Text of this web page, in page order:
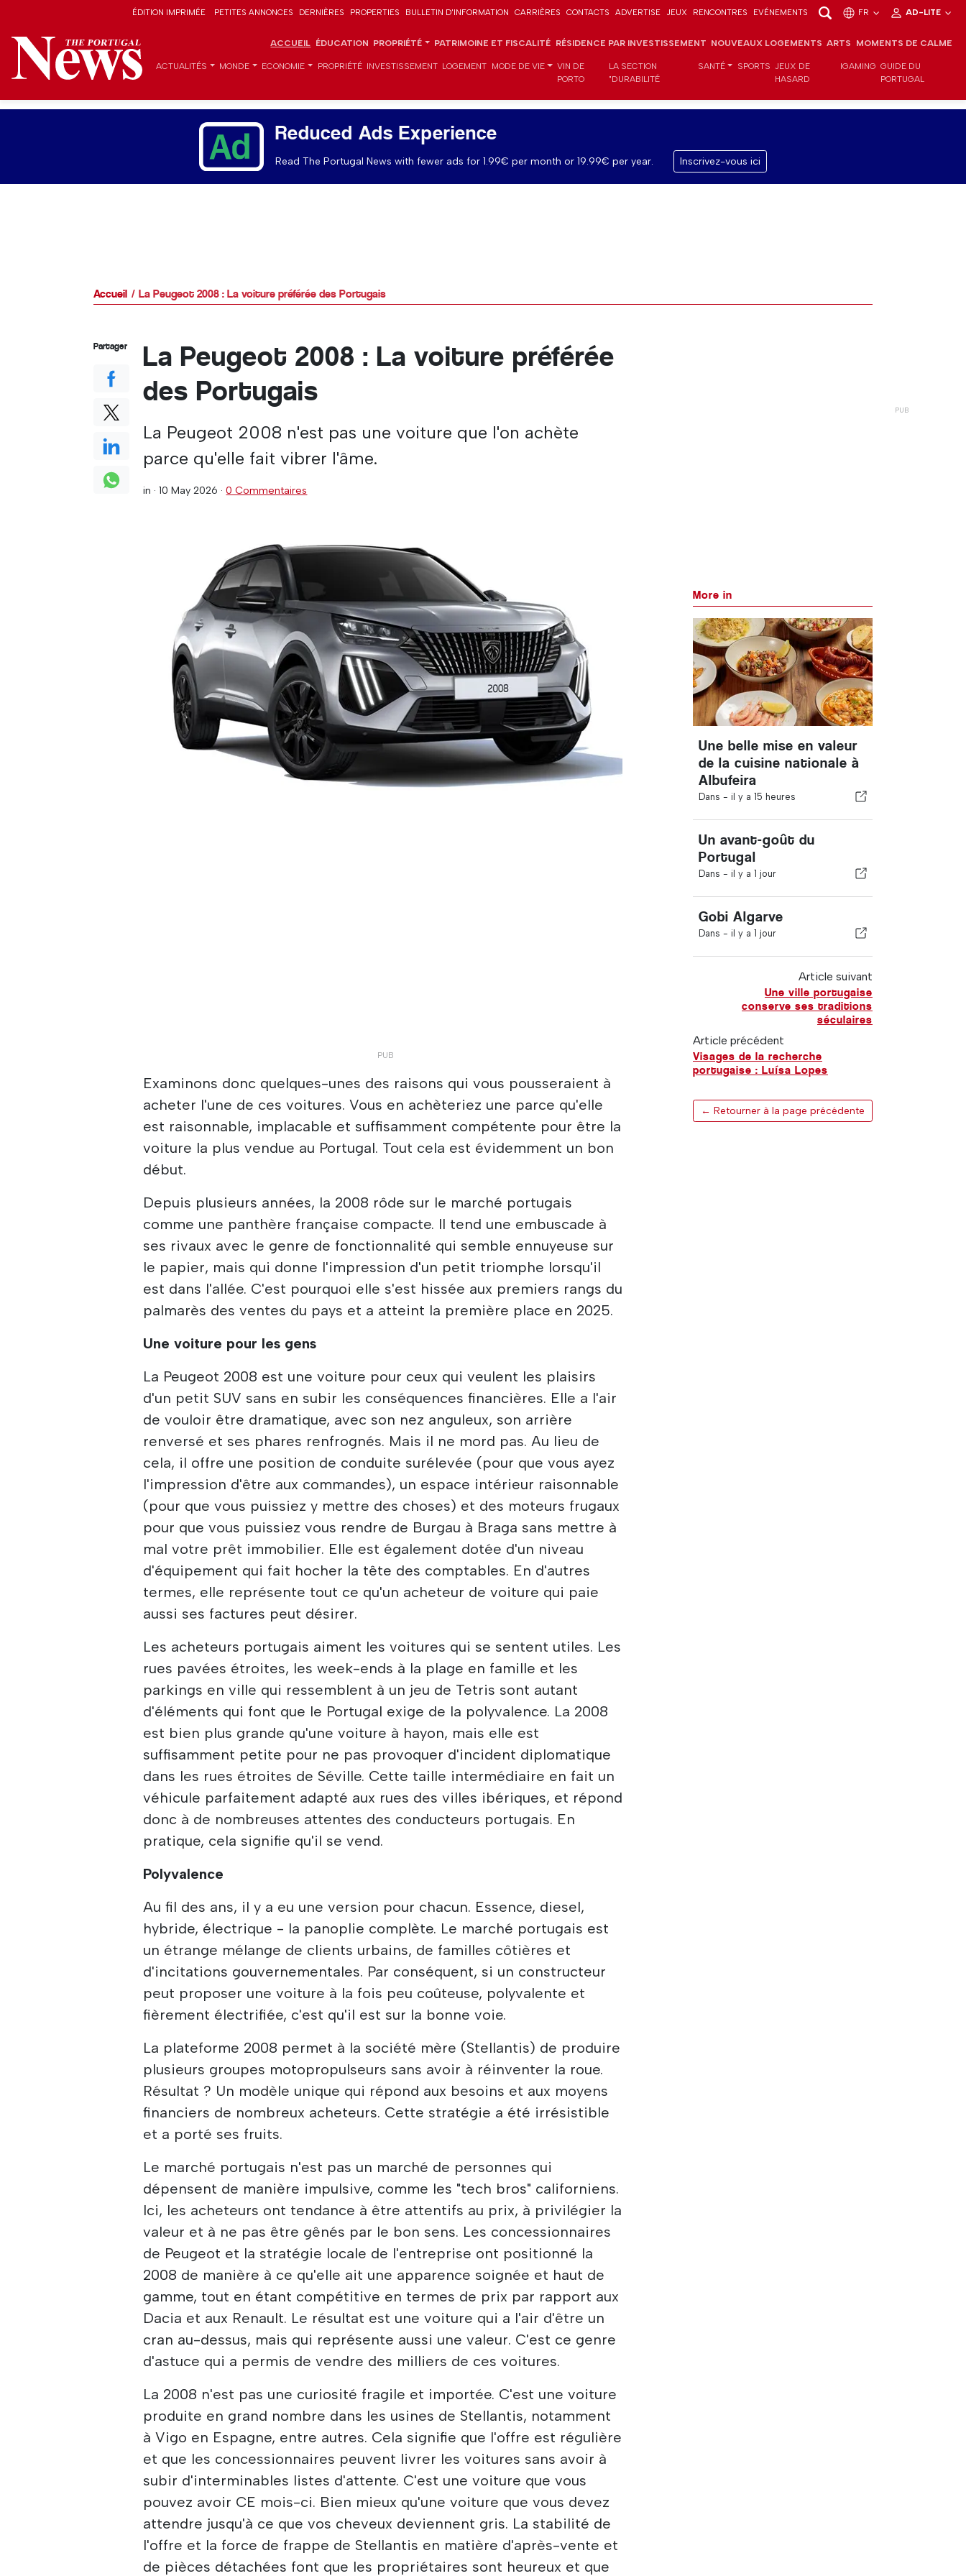
ÉDITION IMPRIMÉE PETITES ANNONCES DERNIÈRES PROPERTIES BULLETIN D'INFORMATION CARRIÈRES CONTACTS ADVERTISE JEUX RENCONTRES EVÉNEMENTS FR AD-LITE
ACCUEIL ÉDUCATION PROPRIÉTÉ PATRIMOINE ET FISCALITÉ RÉSIDENCE PAR INVESTISSEMENT NOUVEAUX LOGEMENTS ARTS MOMENTS DE CALME
ACTUALITÉS MONDE ECONOMIE PROPRIÉTÉ INVESTISSEMENT LOGEMENT MODE DE VIE
VIN DE
PORTO
LA SECTION
"DURABILITÉ
SANTÉ SPORTS JEUX DE
HASARD
IGAMING GUIDE DU
PORTUGAL
Reduced Ads Experience
Read The Portugal News with fewer ads for 1.99€ per month or 19.99€ per year. Inscrivez-vous ici
Accueil La Peugeot 2008 : La voiture préférée des Portugais
La Peugeot 2008 : La voiture préférée
des Portugais
La Peugeot 2008 n'est pas une voiture que l'on achète
parce qu'elle fait vibrer l'âme.
in ·10 May 2026 ·0 Commentaires
Examinons donc quelques-unes des raisons qui vous pousseraient à
acheter l'une de ces voitures. Vous en achèteriez une parce qu'elle
est raisonnable, implacable et suffisamment compétente pour être la
voiture la plus vendue au Portugal. Tout cela est évidemment un bon
début.
Depuis plusieurs années, la 2008 rôde sur le marché portugais
comme une panthère française compacte. Il tend une embuscade à
ses rivaux avec le genre de fonctionnalité qui semble ennuyeuse sur
le papier, mais qui donne l'impression d'un petit triomphe lorsqu'il
est dans l'allée. C'est pourquoi elle s'est hissée aux premiers rangs du
palmarès des ventes du pays et a atteint la première place en 2025.
Une voiture pour les gens
La Peugeot 2008 est une voiture pour ceux qui veulent les plaisirs
d'un petit SUV sans en subir les conséquences financières. Elle a l'air
de vouloir être dramatique, avec son nez anguleux, son arrière
renversé et ses phares renfrognés. Mais il ne mord pas. Au lieu de
cela, il offre une position de conduite surélevée (pour que vous ayez
l'impression d'être aux commandes), un espace intérieur raisonnable
(pour que vous puissiez y mettre des choses) et des moteurs frugaux
pour que vous puissiez vous rendre de Burgau à Braga sans mettre à
mal votre prêt immobilier. Elle est également dotée d'un niveau
d'équipement qui fait hocher la tête des comptables. En d'autres
termes, elle représente tout ce qu'un acheteur de voiture qui paie
aussi ses factures peut désirer.
Les acheteurs portugais aiment les voitures qui se sentent utiles. Les
rues pavées étroites, les week-ends à la plage en famille et les
parkings en ville qui ressemblent à un jeu de Tetris sont autant
d'éléments qui font que le Portugal exige de la polyvalence. La 2008
est bien plus grande qu'une voiture à hayon, mais elle est
suffisamment petite pour ne pas provoquer d'incident diplomatique
dans les rues étroites de Séville. Cette taille intermédiaire en fait un
véhicule parfaitement adapté aux rues des villes ibériques, et répond
donc à de nombreuses attentes des conducteurs portugais. En
pratique, cela signifie qu'il se vend.
Polyvalence
Au fil des ans, il y a eu une version pour chacun. Essence, diesel,
hybride, électrique - la panoplie complète. Le marché portugais est
un étrange mélange de clients urbains, de familles côtières et
d'incitations gouvernementales. Par conséquent, si un constructeur
peut proposer une voiture à la fois peu coûteuse, polyvalente et
fièrement électrifiée, c'est qu'il est sur la bonne voie.
La plateforme 2008 permet à la société mère (Stellantis) de produire
plusieurs groupes motopropulseurs sans avoir à réinventer la roue.
Résultat ? Un modèle unique qui répond aux besoins et aux moyens
financiers de nombreux acheteurs. Cette stratégie a été irrésistible
et a porté ses fruits.
Le marché portugais n'est pas un marché de personnes qui
dépensent de manière impulsive, comme les "tech bros" californiens.
Ici, les acheteurs ont tendance à être attentifs au prix, à privilégier la
valeur et à ne pas être gênés par le bon sens. Les concessionnaires
de Peugeot et la stratégie locale de l'entreprise ont positionné la
2008 de manière à ce qu'elle ait une apparence soignée et haut de
gamme, tout en étant compétitive en termes de prix par rapport aux
Dacia et aux Renault. Le résultat est une voiture qui a l'air d'être un
cran au-dessus, mais qui représente aussi une valeur. C'est ce genre
d'astuce qui a permis de vendre des milliers de ces voitures.
La 2008 n'est pas une curiosité fragile et importée. C'est une voiture
produite en grand nombre dans les usines de Stellantis, notamment
à Vigo en Espagne, entre autres. Cela signifie que l'offre est régulière
et que les concessionnaires peuvent livrer les voitures sans avoir à
subir d'interminables listes d'attente. C'est une voiture que vous
pouvez avoir CE mois-ci. Bien mieux qu'une voiture que vous devez
attendre jusqu'à ce que vos cheveux deviennent gris. La stabilité de
l'offre et la force de frappe de Stellantis en matière d'après-vente et
de pièces détachées font que les propriétaires sont heureux et que
Partager
More in
Une belle mise en valeur
de la cuisine nationale à
Albufeira
Dans - il y a 15 heures
Un avant-goût du
Portugal
Dans - il y a 1 jour
Gobi Algarve
Dans - il y a 1 jour
Article suivant
Une ville portugaise
conserve ses traditions
séculaires
Article précédent
Visages de la recherche
portugaise : Luísa Lopes
← Retourner à la page précédente